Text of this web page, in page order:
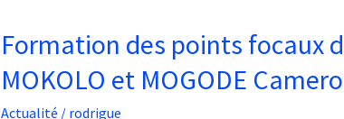
Formation des points focaux
MOKOLO et MOGODE
Actualité / rodrigue
Formation
points